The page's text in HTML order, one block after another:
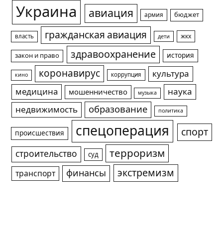
Украина авиация армия бюджет
власть гражданская авиация дети жкх
закон и право здравоохранение история
кино коронавирус коррупция
культура
медицина
мошенничество музыка
наука
недвижимость
образование политика
происшествия спецоперация спорт
строительство суд терроризм
транспорт финансы экстремизм